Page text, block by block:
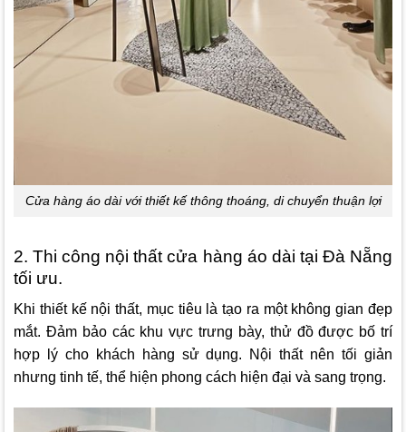
Cửa hàng áo dài với thiết kế thông thoáng, di chuyển thuận lợi
2. Thi công nội thất cửa hàng áo dài tại Đà Nẵng
tối ưu.
Khi thiết kế nội thất, mục tiêu là tạo ra một không gian đẹp
mắt. Đảm bảo các khu vực trưng bày, thử đồ được bố trí
hợp lý cho khách hàng sử dụng. Nội thất nên tối giản
nhưng tinh tế, thể hiện phong cách hiện đại và sang trọng.